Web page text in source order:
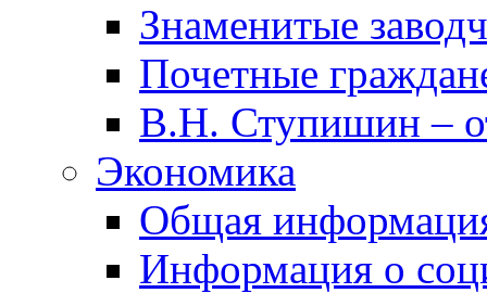
Знаменитые
Почетные
В.Н. Ступишин –
Экономика
Общая
Информация о